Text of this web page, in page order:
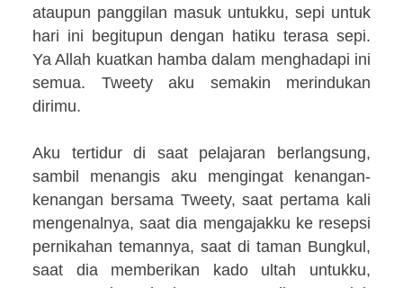
ataupun panggilan masuk untukku, sepi untuk
hari ini begitupun dengan hatiku terasa sepi.
Ya Allah kuatkan hamba dalam menghadapi ini
semua. Tweety aku semakin merindukan
dirimu.
Aku tertidur di saat pelajaran berlangsung,
sambil menangis aku mengingat kenangan-
kenangan bersama Tweety, saat pertama kali
mengenalnya, saat dia mengajakku ke resepsi
pernikahan temannya, saat di taman Bungkul,
saat dia memberikan kado ultah untukku,